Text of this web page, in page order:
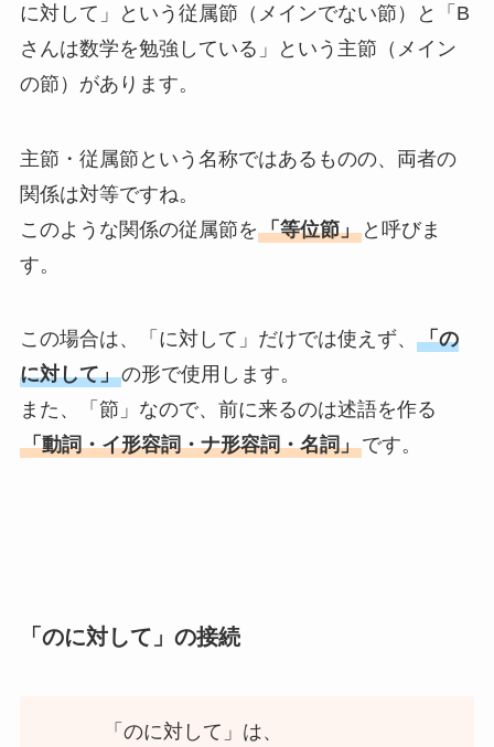
に対して」という従属節（メインでない節）と「B
さんは数学を勉強している」という主節（メイン
の節）があります。
主節・従属節という名称ではあるものの、両者の
関係は対等ですね。
このような関係の従属節を「等位節」と呼びま
す。
この場合は、「に対して」だけでは使えず、 「の
に対して」の形で使用します。
また、「節」なので、前に来るのは述語を作る
「動詞・イ形容詞・ナ形容詞・名詞」です。
「のに対して」の接続
「のに対して」は、